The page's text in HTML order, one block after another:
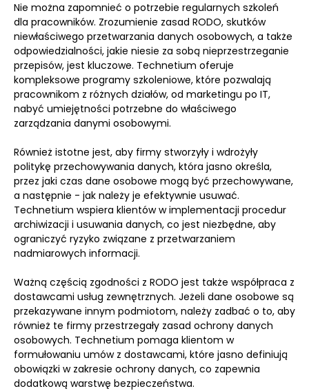
Nie można zapomnieć o potrzebie regularnych szkoleń
dla pracowników. Zrozumienie zasad RODO, skutków
niewłaściwego przetwarzania danych osobowych, a także
odpowiedzialności, jakie niesie za sobą nieprzestrzeganie
przepisów, jest kluczowe. Technetium oferuje
kompleksowe programy szkoleniowe, które pozwalają
pracownikom z różnych działów, od marketingu po IT,
nabyć umiejętności potrzebne do właściwego
zarządzania danymi osobowymi.
Również istotne jest, aby firmy stworzyły i wdrożyły
politykę przechowywania danych, która jasno określa,
przez jaki czas dane osobowe mogą być przechowywane,
a następnie - jak należy je efektywnie usuwać.
Technetium wspiera klientów w implementacji procedur
archiwizacji i usuwania danych, co jest niezbędne, aby
ograniczyć ryzyko związane z przetwarzaniem
nadmiarowych informacji.
Ważną częścią zgodności z RODO jest także współpraca z
dostawcami usług zewnętrznych. Jeżeli dane osobowe są
przekazywane innym podmiotom, należy zadbać o to, aby
również te firmy przestrzegały zasad ochrony danych
osobowych. Technetium pomaga klientom w
formułowaniu umów z dostawcami, które jasno definiują
obowiązki w zakresie ochrony danych, co zapewnia
dodatkową warstwę bezpieczeństwa.